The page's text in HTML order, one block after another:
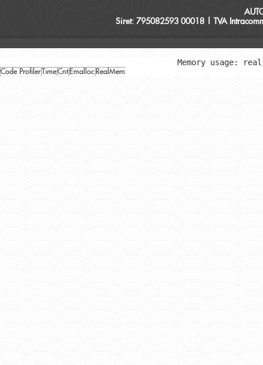
Siret: 795082593 00018 | TVA
Memory usage:
Code Profiler TimeCnt Emalloc RealMem